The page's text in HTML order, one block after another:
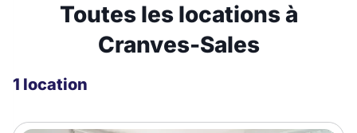
Toutes les locations à
Cranves-Sales
1 location